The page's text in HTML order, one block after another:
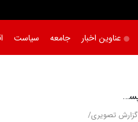
عناوین اخبار جامعه سیاست
کارگاه آموزش-تفکیک-پسماند
گزارش تصویری/